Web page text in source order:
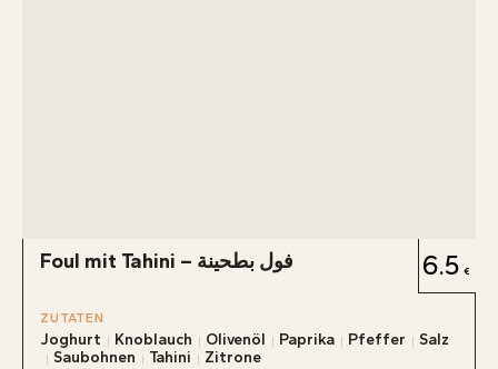
Foul mit Tahini – فول بطحينة 6.5
ZUTATEN
Joghurt Knoblauch Olivenöl Paprika Pfeffer
Salz
Saubohnen
Tahini Zitrone